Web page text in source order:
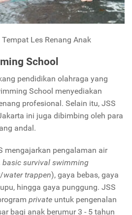
Les Renang Anak
School
pendidikan olahraga yang
School menyediakan
profesional. Selain itu, JSS
ini juga dibimbing oleh para
andal.
mengajarkan pengalaman air
basic survival swimming
water trappen), gaya bebas, gaya
hingga gaya punggung. JSS
private untuk pengenalan
bagi anak berumur 3 - 5 tahun